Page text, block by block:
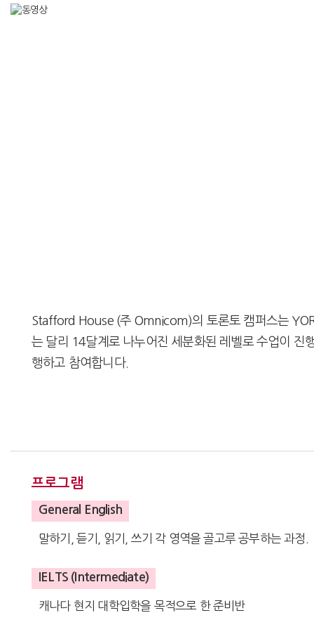
Stafford House (주 Omnicom)의 토론토 캠퍼스는
는 달리 14달계로 나누어진 세분화된 레벨로 수업이 진
행하고 참여합니다.
프로그램
General English
말하기, 듣기, 읽기, 쓰기 각 영역을 골고루 공부하는 과정.
IELTS (Intermediate)
캐나다 현지 대학입학을 목적으로 한 준비반